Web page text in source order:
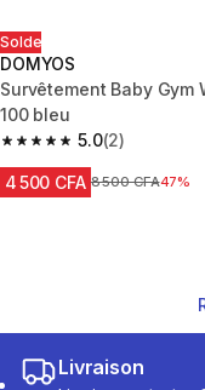
Solde
DOMYOS
Survêtement Baby Gym
100 bleu
5.0
5.0 out of 5 stars from 2
(2)
4 500 CFA Prix avant
8 500 CFA47%
Livraison